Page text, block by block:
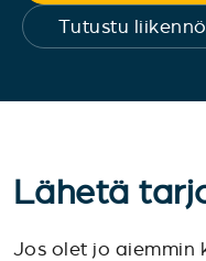
Tutustu
Lähetä
Jos olet jo aiemmin